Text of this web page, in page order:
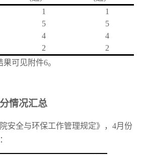
1
1
5
5
4
4
2
2
果可见附件6。
情况汇总
安全与环保工作管理规定》， 4月份